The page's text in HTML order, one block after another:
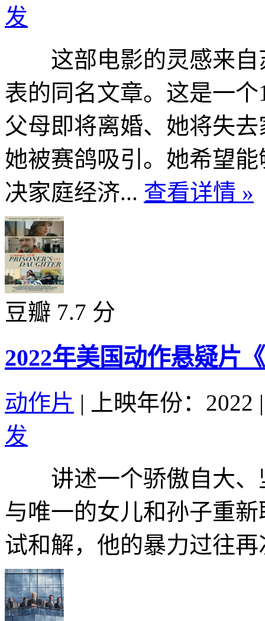
发
这部电影的灵感来自
表的同名文章。这是一
父母即将离婚、她将失
她被赛鸽吸引。她希望
决家庭经济... 查看详情 »
豆瓣 7.7 分
2022年美国动作悬疑片
动作片 | 上映年份：2022 |
发
讲述一个骄傲自大、
与唯一的女儿和孙子重
试和解，他的暴力过往